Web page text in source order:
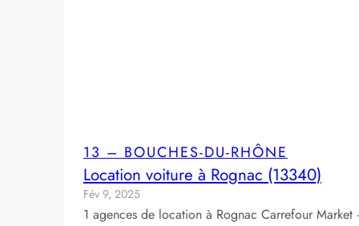
13 – BOUCHES-DU-RHÔNE
Location voiture à Rognac (13340)
Fév 9, 2025
1 agences de location à Rognac Carrefour